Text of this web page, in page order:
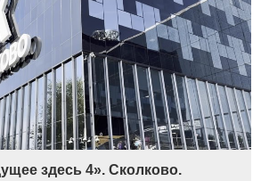
здесь 4». Сколково.